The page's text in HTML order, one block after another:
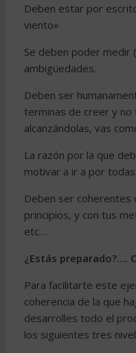
Deben estar por
viento»
Se deben poder medir
ambigüedades.
Deben ser
terminas de creer y
alcanzándolas, vas
La razón por la que
motivar a ir a por todas.
Deben ser coherentes
principios, y con tus
etc…
¿Estás preparado?….
Para facilitarte este
coherencia de la que
desarrolles todo el
los siguientes tres